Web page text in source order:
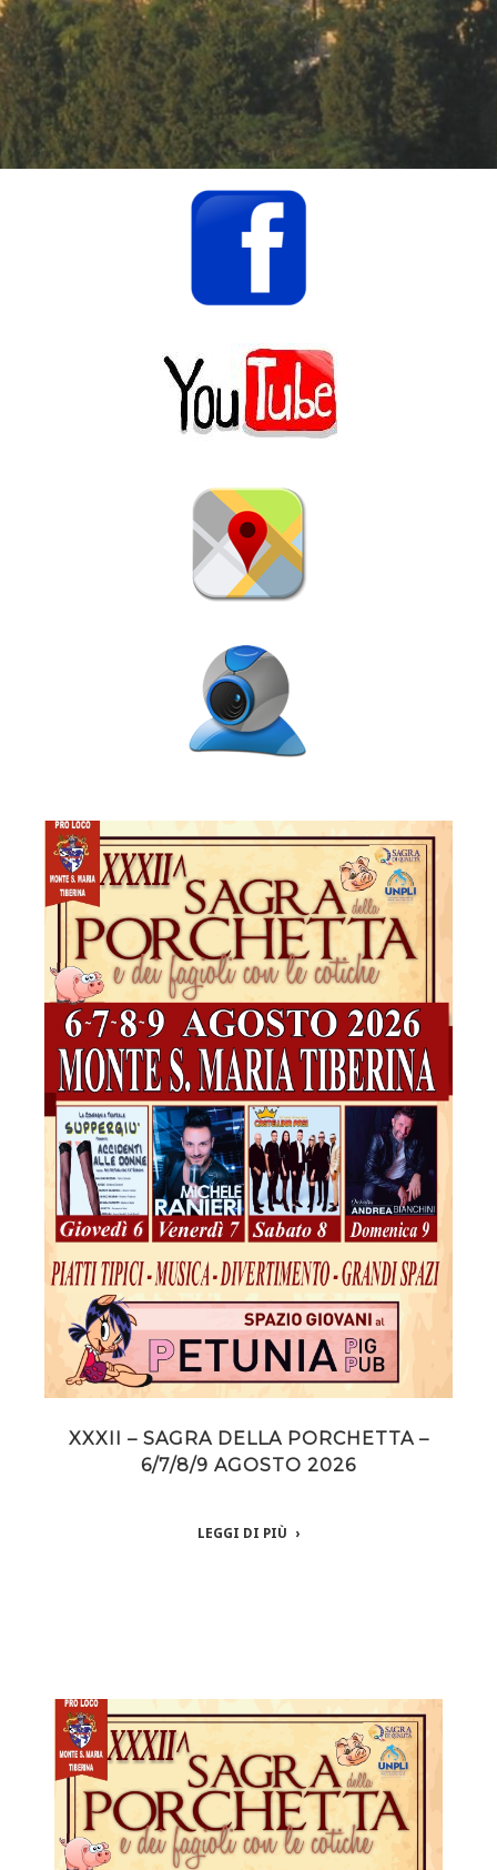
XXXII – SAGRA DELLA PORCHETTA –
6/7/8/9 AGOSTO 2026
LEGGI DI PIÙ